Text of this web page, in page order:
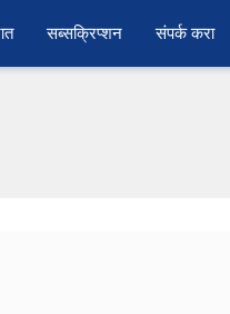
सब्सक्रिप्शन संपर्क करा